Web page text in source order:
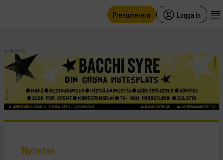
Prenumerera Logga in
ANNONS
Nyheter